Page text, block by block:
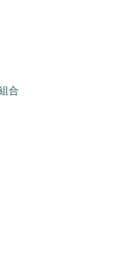
合